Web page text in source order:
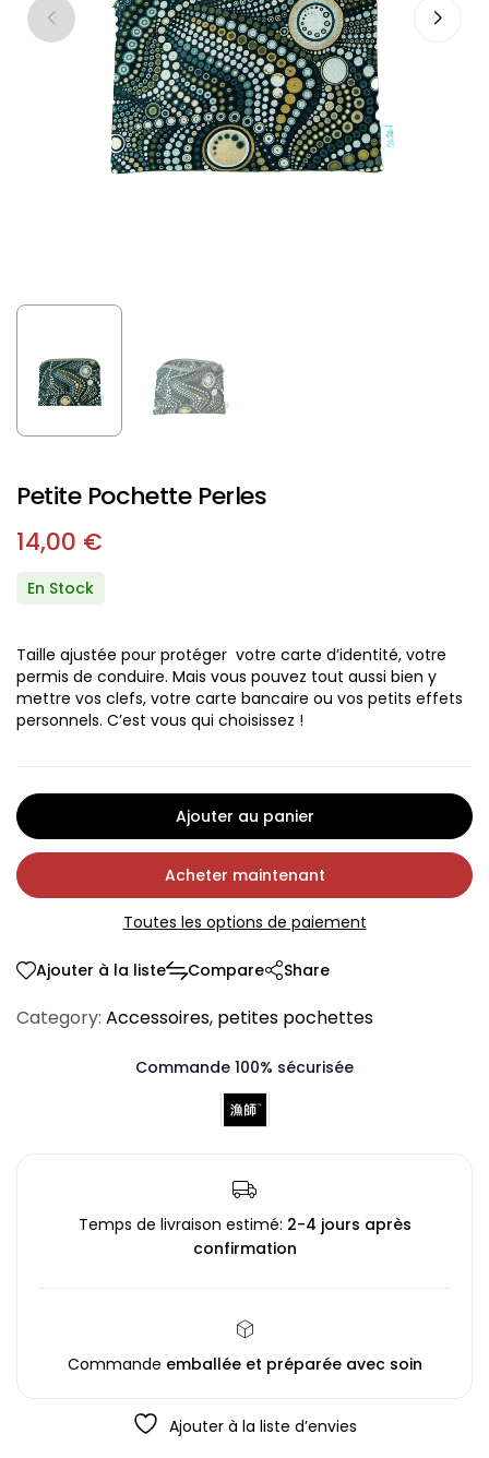
Petite Pochette Perles
14,00 €
En Stock
Taille ajustée pour protéger votre carte d’identité, votre
permis de conduire. Mais vous pouvez tout aussi bien y
mettre vos clefs, votre carte bancaire ou vos petits effets
personnels. C’est vous qui choisissez !
Ajouter au panier
Acheter maintenant
Toutes les options de paiement
Ajouter à la liste Compare Share
Category: Accessoires, petites pochettes
Commande 100% sécurisée
Temps de livraison estimé: 2-4 jours après
confirmation
Commande emballée et préparée avec soin
Ajouter à la liste d’envies